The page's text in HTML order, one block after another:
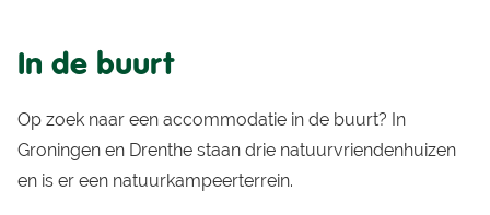
In de buurt
Op zoek naar een accommodatie in de buurt? In
Groningen en Drenthe staan drie natuurvriendenhuizen
en is er een natuurkampeerterrein.